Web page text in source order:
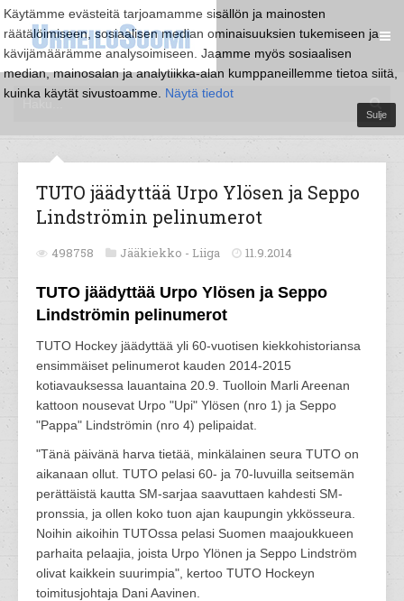
Käytämme evästeitä tarjoamamme sisällön ja mainosten
räätälöimiseen, sosiaalisen median ominaisuuksien tukemiseen ja
kävijämäärämme analysoimiseen. Jaamme myös sosiaalisen
median, mainosalan ja analytiikka-alan kumppaneillemme tietoa siitä,
kuinka käytät sivustoamme. Näytä tiedot
Sulje
TUTO jäädyttää Urpo Ylösen ja Seppo
Lindströmin pelinumerot
498758 Jääkiekko - Liiga 11.9.2014
TUTO jäädyttää Urpo Ylösen ja Seppo
Lindströmin pelinumerot
TUTO Hockey jäädyttää yli 60-vuotisen kiekkohistoriansa
ensimmäiset pelinumerot kauden 2014-2015
kotiavauksessa lauantaina 20.9. Tuolloin Marli Areenan
kattoon nousevat Urpo "Upi" Ylösen (nro 1) ja Seppo
"Pappa" Lindströmin (nro 4) pelipaidat.
"Tänä päivänä harva tietää, minkälainen seura TUTO on
aikanaan ollut. TUTO pelasi 60- ja 70-luvuilla seitsemän
perättäistä kautta SM-sarjaa saavuttaen kahdesti SM-
pronssia, ja ollen koko tuon ajan kaupungin ykkösseura.
Noihin aikoihin TUTOssa pelasi Suomen maajoukkueen
parhaita pelaajia, joista Urpo Ylönen ja Seppo Lindström
olivat kaikkein suurimpia", kertoo TUTO Hockeyn
toimitusjohtaja Dani Aavinen.